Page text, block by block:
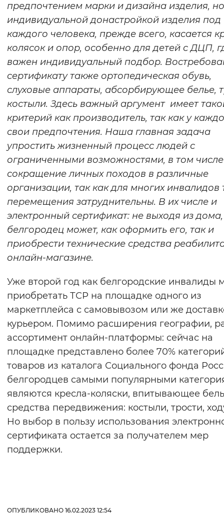
предпочтением марки и дизайна изделия,
индивидуальной донастройкой изделия под
каждого человека, прежде всего, касается
колясок и опор, особенно для детей с ДЦП,
важен индивидуальный подбор.
сертификату также ортопедическая обувь,
слуховые аппараты, абсорбирующее белье,
костыли. Здесь важный аргумент имеет
критерий как производитель, так как у
свои предпочтения. Наша главная задача
упростить жизненный процесс людей с
ограниченными возможностями, в том
сокращение личных походов в различные
организации, так как для многих инвалидов
перемещения затруднительны. В их числе и
электронный сертификат: не выходя из дома,
белгородец может, как оформить его, так и
приобрести технические средства
онлайн-магазине.
Уже второй год как белгородские инвалиды
приобретать ТСР на площадке одного из
маркетплейса с самовывозом или же
курьером. Помимо расширения географии,
ассортимент онлайн-платформы: сейчас на
площадке представлено более 70%
товаров из каталога Социального фонда
белгородцев самыми популярными
являются кресла-коляски, впитывающее
средства передвижения: костыли, трости,
Но выбор в пользу использования
сертификата остается за получателем мер
поддержки.
ОПУБЛИКОВАНО 16.02.2023 12:54